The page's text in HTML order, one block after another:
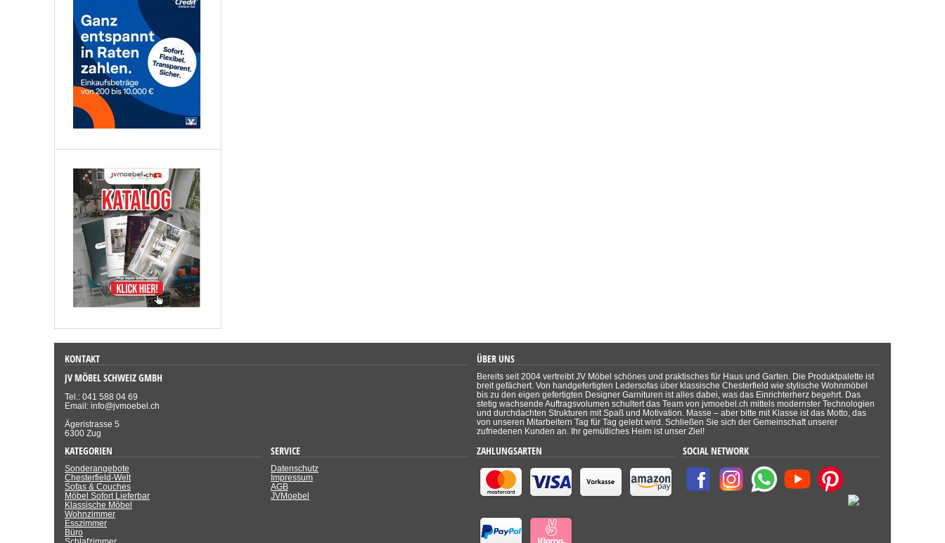
KONTAKT
JV MÖBEL SCHWEIZ GMBH
Tel.: 041 588 04 69
Email: info@jvmoebel.ch
Ägeristrasse 5
6300 Zug
ÜBER UNS
Bereits seit 2004 vertreibt JV Möbel schönes und praktisches für Haus und Garten. Die Produktpalette ist
breit gefächert. Von handgefertigten Ledersofas über klassische Chesterfield wie stylische Wohnmöbel
bis zu den eigen gefertigten Designer Garnituren ist alles dabei, was das Einrichterherz begehrt. Das
stetig wachsende Auftragsvolumen schultert das Team von jvmoebel.ch mittels modernster Technologien
und durchdachten Strukturen mit Spaß und Motivation. Masse – aber bitte mit Klasse ist das Motto, das
von unseren Mitarbeitern Tag für Tag gelebt wird. Schließen Sie sich der Gemeinschaft unserer
zufriedenen Kunden an. Ihr gemütliches Heim ist unser Ziel!
KATEGORIEN
Sonderangebote
Chesterfield-Welt
Sofas & Couches
Möbel Sofort Lieferbar
Klassische Möbel
Wohnzimmer
Esszimmer
Büro
SERVICE
Datenschutz
Impressum
AGB
JVMoebel
ZAHLUNGSARTEN SOCIAL NETWORK